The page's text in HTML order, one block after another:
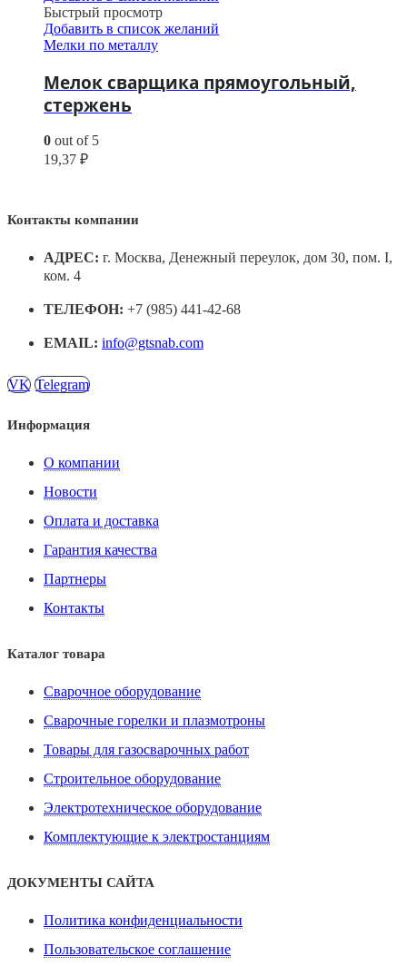
Быстрый просмотр
Добавить в список желаний
Мелки по металлу
Мелок сварщика прямоугольный,
стержень
0 out of 5
19,37 ₽
Контакты компании
АДРЕС: г. Москва, Денежный переулок, дом 30, пом. I,
ком. 4
ТЕЛЕФОН: +7 (985) 441-42-68
EMAIL: info@gtsnab.com
VK Telegram
Информация
О компании
Новости
Оплата и доставка
Гарантия качества
Партнеры
Контакты
Каталог товара
Сварочное оборудование
Сварочные горелки и плазмотроны
Товары для газосварочных работ
Строительное оборудование
Электротехническое оборудование
Комплектующие к электростанциям
ДОКУМЕНТЫ САЙТА
Политика конфиденциальности
Пользовательское соглашение